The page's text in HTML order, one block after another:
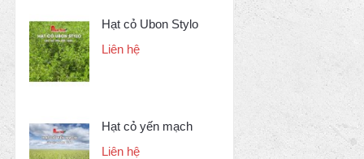
Hạt cỏ Ubon Stylo
Liên hệ
Hạt cỏ yến mạch
Liên hệ